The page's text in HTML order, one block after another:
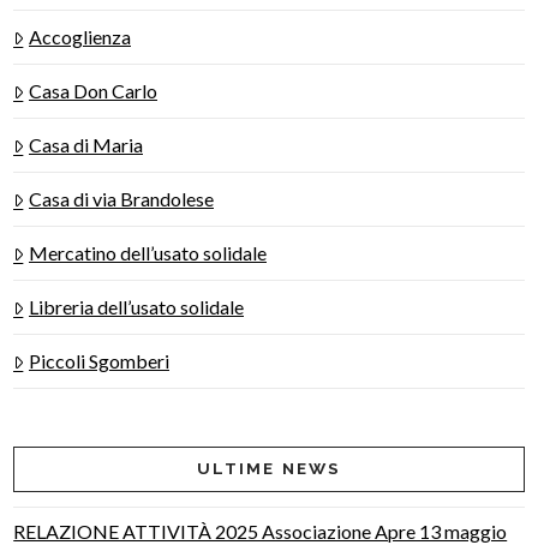
Accoglienza
Casa Don Carlo
Casa di Maria
Casa di via Brandolese
Mercatino dell’usato solidale
Libreria dell’usato solidale
Piccoli Sgomberi
ULTIME NEWS
RELAZIONE ATTIVITÀ 2025 Associazione Apre 13 maggio